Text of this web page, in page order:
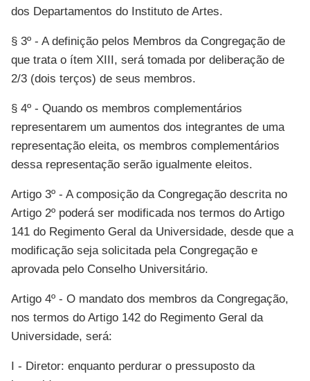
dos Departamentos do Instituto de Artes.
§ 3º - A definição pelos Membros da Congregação de
que trata o ítem XIII, será tomada por deliberação de
2/3 (dois terços) de seus membros.
§ 4º - Quando os membros complementários
representarem um aumentos dos integrantes de uma
representação eleita, os membros complementários
dessa representação serão igualmente eleitos.
Artigo 3º - A composição da Congregação descrita no
Artigo 2º poderá ser modificada nos termos do Artigo
141 do Regimento Geral da Universidade, desde que a
modificação seja solicitada pela Congregação e
aprovada pelo Conselho Universitário.
Artigo 4º - O mandato dos membros da Congregação,
nos termos do Artigo 142 do Regimento Geral da
Universidade, será:
I - Diretor: enquanto perdurar o pressuposto da